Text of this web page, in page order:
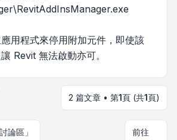
用程式來停用附加元件，即使該
Revit 無法啟動亦可。
2 篇文章 • 第1頁 (共1頁)
論區」 前往